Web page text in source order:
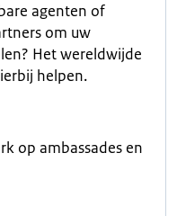
agenten of
om uw
Het wereldwijde
helpen.
op ambassades en